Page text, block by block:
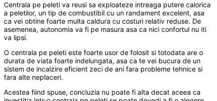
Centrala pe peleti va reusi sa exploateze intreaga putere calorica
a peletilor, un tip de combustibil cu un randament excelent, asa
ca vei obtine foarte multa caldura cu costuri relativ reduse. De
asemenea, autonomia va fi pe masura asa ca nici confortul nu iti
va lipsi.
O centrala pe peleti este foarte usor de folosit si totodata are o
durata de viata foarte indelungata, asa ca te vei bucura de un
sistem de incalzire eficient zeci de ani fara probleme tehnice si
fara alte neplaceri.
Acestea fiind spuse, concluzia nu poate fi alta decat aceea ca